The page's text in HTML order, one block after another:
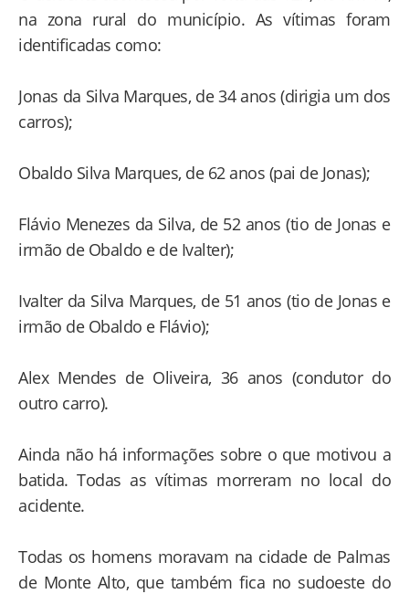
na zona rural do município. As vítimas foram
identificadas como:
Jonas da Silva Marques, de 34 anos (dirigia um dos
carros);
Obaldo Silva Marques, de 62 anos (pai de Jonas);
Flávio Menezes da Silva, de 52 anos (tio de Jonas e
irmão de Obaldo e de Ivalter);
Ivalter da Silva Marques, de 51 anos (tio de Jonas e
irmão de Obaldo e Flávio);
Alex Mendes de Oliveira, 36 anos (condutor do
outro carro).
Ainda não há informações sobre o que motivou a
batida. Todas as vítimas morreram no local do
acidente.
Todas os homens moravam na cidade de Palmas
de Monte Alto, que também fica no sudoeste do